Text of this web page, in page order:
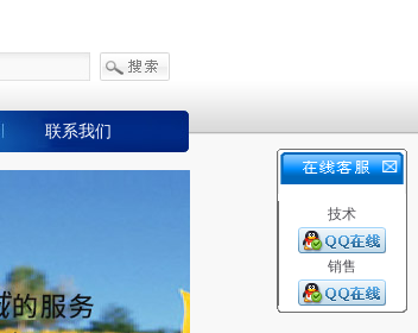
联系我们
技术
销售